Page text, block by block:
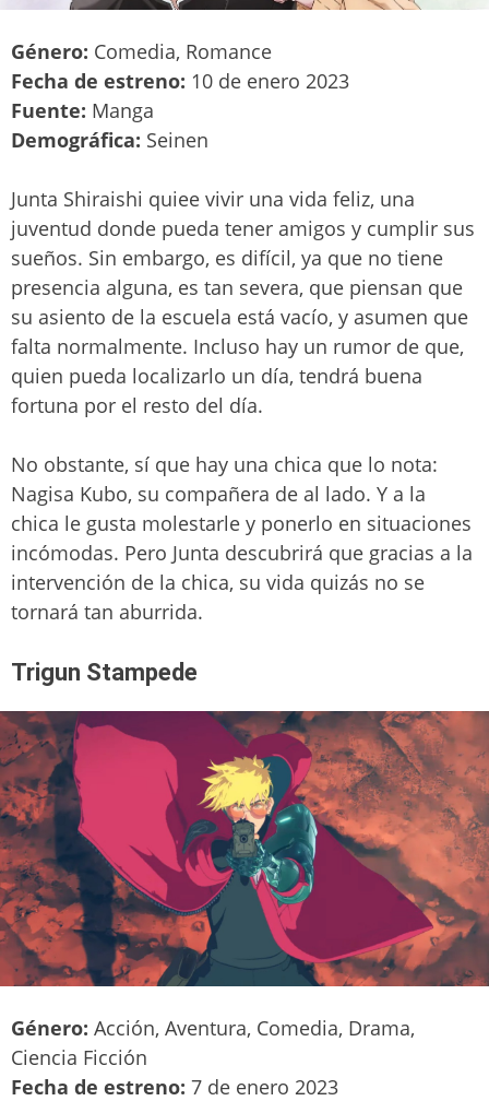
Género: Comedia, Romance
Fecha de estreno: 10 de enero 2023
Fuente: Manga
Demográfica: Seinen
Junta Shiraishi quiee vivir una vida feliz, una
juventud donde pueda tener amigos y cumplir sus
sueños. Sin embargo, es difícil, ya que no tiene
presencia alguna, es tan severa, que piensan que
su asiento de la escuela está vacío, y asumen que
falta normalmente. Incluso hay un rumor de que,
quien pueda localizarlo un día, tendrá buena
fortuna por el resto del día.
No obstante, sí que hay una chica que lo nota:
Nagisa Kubo, su compañera de al lado. Y a la
chica le gusta molestarle y ponerlo en situaciones
incómodas. Pero Junta descubrirá que gracias a la
intervención de la chica, su vida quizás no se
tornará tan aburrida.
Trigun Stampede
Género: Acción, Aventura, Comedia, Drama,
Ciencia Ficción
Fecha de estreno: 7 de enero 2023